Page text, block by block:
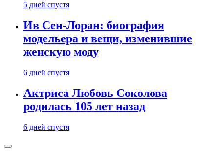
5 дней спустя
Ив Сен-Лоран: биография
модельера и вещи, изменившие
женскую моду
6 дней спустя
Актриса Любовь Соколова
родилась 105 лет назад
6 дней спустя